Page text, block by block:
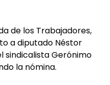
de los Trabajadores,
a diputado Néstor
sindicalista Gerónimo
la nómina.